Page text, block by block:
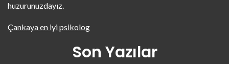
huzurunuzdayız.
Çankaya en iyi psikolog
Son Yazılar